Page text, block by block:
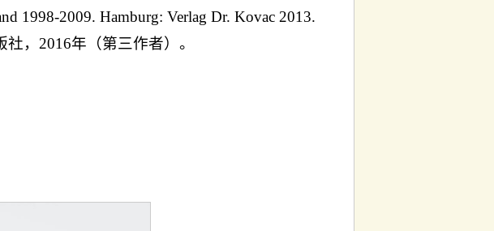
1998-2009. Hamburg: Verlag Dr. Kovac 2013.
，2016年（第三作者）。